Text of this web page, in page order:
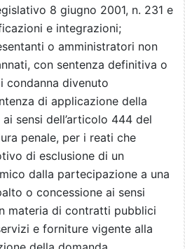
8 giugno 2001, n. 231 e
e integrazioni;
o amministratori non
con sentenza definitiva o
condanna divenuto
di applicazione della
sensi dell’articolo 444 del
penale, per i reati che
di esclusione di un
dalla partecipazione a una
o concessione ai sensi
materia di contratti pubblici
e forniture vigente alla